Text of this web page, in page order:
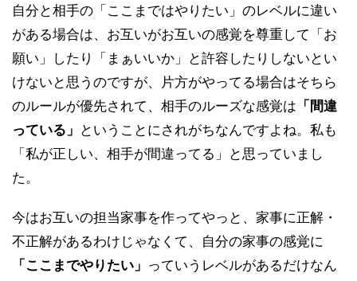
自分と相手の「ここまではやりたい」のレベルに違い
がある場合は、お互いがお互いの感覚を尊重して「お
願い」したり「まぁいいか」と許容したりしないとい
けないと思うのですが、片方がやってる場合はそちら
のルールが優先されて、相手のルーズな感覚は 「間違
っている」 ということにされがちなんですよね。私も
「私が正しい、相手が間違ってる」と思っていまし
た。
今はお互いの担当家事を作ってやっと、家事に正解・
不正解があるわけじゃなくて、自分の家事の感覚に
「ここまでやりたい」 っていうレベルがあるだけなん